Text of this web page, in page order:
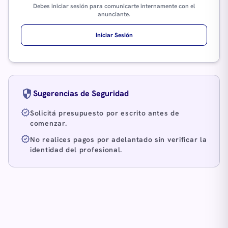
Debes iniciar sesión para comunicarte internamente con el
anunciante.
Iniciar Sesión
securitySugerencias de Seguridad
verifiedSolicitá presupuesto por escrito antes de
comenzar.
verifiedNo realices pagos por adelantado sin verificar la
identidad del profesional.